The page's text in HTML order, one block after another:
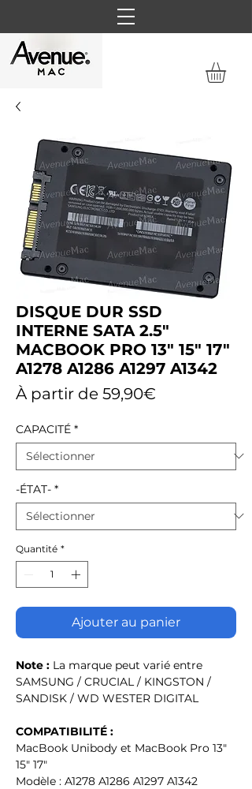
DISQUE DUR SSD
INTERNE SATA 2.5"
MACBOOK PRO 13" 15" 17"
A1278 A1286 A1297 A1342
À partir de 59,90€
CAPACITÉ *
-ÉTAT- *
Quantité *
Ajouter au panier
Note : La marque peut varié entre
SAMSUNG / CRUCIAL / KINGSTON /
SANDISK / WD WESTER DIGITAL
COMPATIBILITÉ :
MacBook Unibody et MacBook Pro 13"
15" 17"
Modèle : A1278 A1286 A1297 A1342